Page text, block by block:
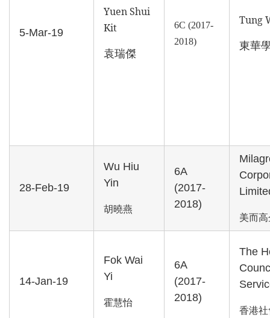
5-Mar-19
Yuen Shui
Kit
袁瑞傑
6C (2017-
2018)
Tung
東華
28-Feb-19
Wu Hiu
Yin
胡曉燕
6A
(2017-
2018)
美而
14-Jan-19
Fok Wai
Yi
霍慧怡
6A
(2017-
2018)
The
香港